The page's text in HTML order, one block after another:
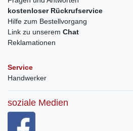
kostenloser Rückrufservice
Hilfe zum Bestellvorgang
Link zu unserem Chat
Reklamationen
Service
Handwerker
soziale Medien